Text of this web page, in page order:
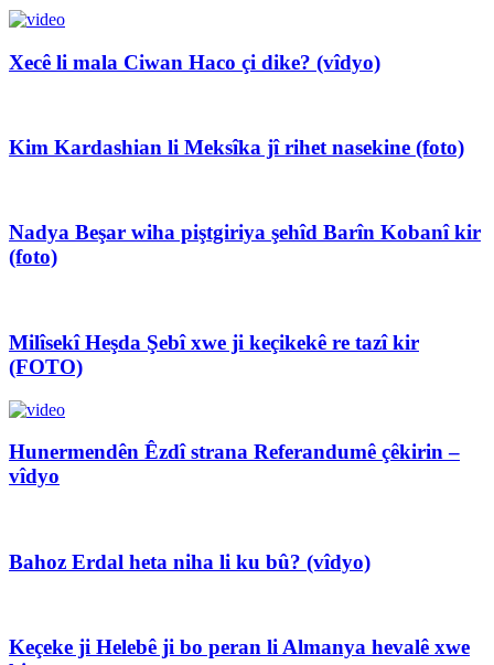
Xecê li mala Ciwan Haco çi dike? (vîdyo)
Kim Kardashian li Meksîka jî rihet nasekine (foto)
Nadya Beşar wiha piştgiriya şehîd Barîn Kobanî kir
(foto)
Milîsekî Heşda Şebî xwe ji keçikekê re tazî kir
(FOTO)
Hunermendên Êzdî strana Referandumê çêkirin –
vîdyo
Bahoz Erdal heta niha li ku bû? (vîdyo)
Keçeke ji Helebê ji bo peran li Almanya hevalê xwe